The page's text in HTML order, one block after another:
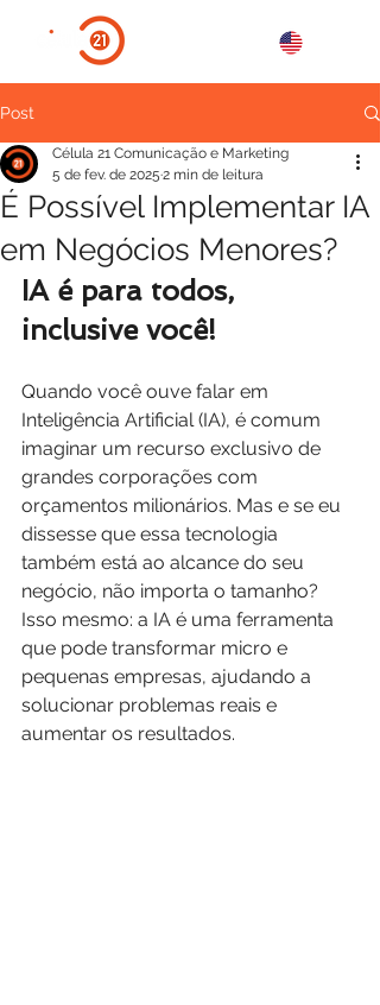
Post
É Possível Implementar IA
em Negócios Menores?
Célula 21 Comunicação e Marketing
5 de fev. de 2025 2 min de leitura
IA é para todos,
inclusive você!
Quando você ouve falar em
Inteligência Artificial (IA), é comum
imaginar um recurso exclusivo de
grandes corporações com
orçamentos milionários. Mas e se eu
dissesse que essa tecnologia
também está ao alcance do seu
negócio, não importa o tamanho?
Isso mesmo: a IA é uma ferramenta
que pode transformar micro e
pequenas empresas, ajudando a
solucionar problemas reais e
aumentar os resultados.